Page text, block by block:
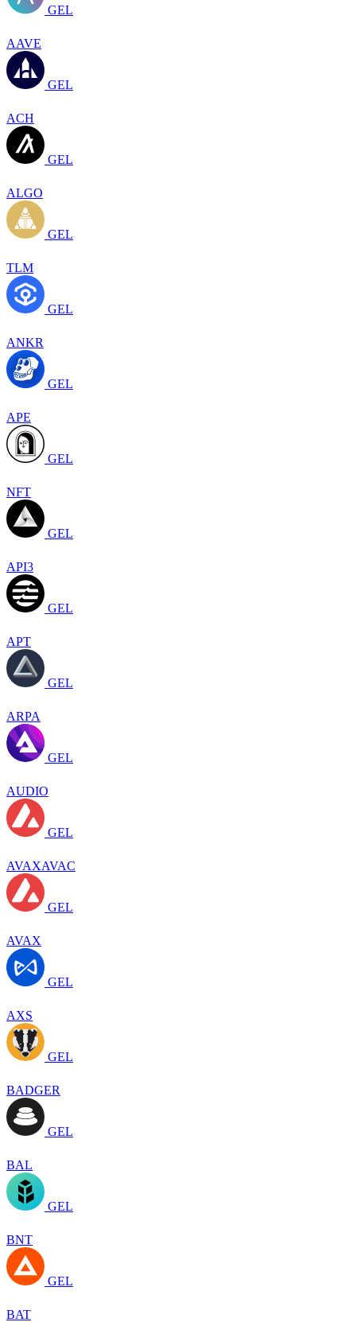
GEL
AAVE
GEL
ACH
GEL
ALGO
GEL
TLM
GEL
ANKR
GEL
APE
GEL
NFT
GEL
API3
GEL
APT
GEL
ARPA
GEL
AUDIO
GEL
AVAXAVAC
GEL
AVAX
GEL
AXS
GEL
BADGER
GEL
BAL
GEL
BNT
GEL
BAT